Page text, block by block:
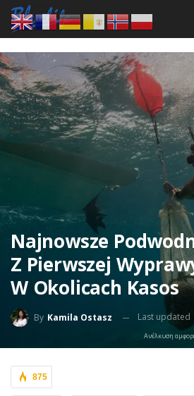
Najnowsze
Z Pierwszej
W Okolicach Kasos
By Kamila Ostasz Last updated
Ανέλκυση
875